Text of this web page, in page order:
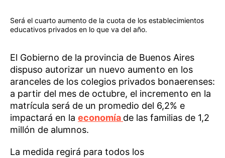
Será el cuarto aumento de la cuota de los establecimientos
educativos privados en lo que va del año.
El Gobierno de la provincia de Buenos Aires
dispuso autorizar un nuevo aumento en los
aranceles de los colegios privados bonaerenses:
a partir del mes de octubre, el incremento en la
matrícula será de un promedio del 6,2% e
impactará en la economía de las familias de 1,2
millón de alumnos.
La medida regirá para todos los